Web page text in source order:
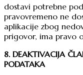
dostavi potrebne
pravovremeno ne
aplikacije zbog
prigovor, ima pravo
8. DEAKTIVACIJA
PODATAKA